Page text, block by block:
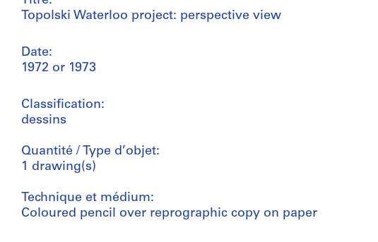
Topolski Waterloo project: perspective view
Date:
1972 or 1973
Classification:
dessins
Quantité / Type d’objet:
1 drawing(s)
Technique et médium:
Coloured pencil over reprographic copy on paper